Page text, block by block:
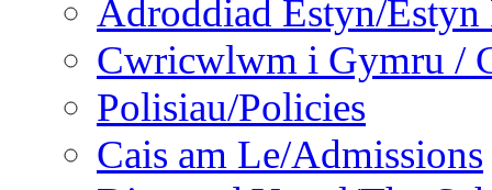
Adroddiad Estyn/Estyn
Cwricwlwm i Gymru /
Polisiau/Policies
Cais am Le/Admissions